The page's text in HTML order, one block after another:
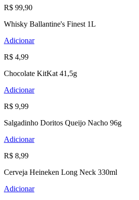
R$ 99,90
Whisky Ballantine's Finest 1L
Adicionar
R$ 4,99
Chocolate KitKat 41,5g
Adicionar
R$ 9,99
Salgadinho Doritos Queijo Nacho 96g
Adicionar
R$ 8,99
Cerveja Heineken Long Neck 330ml
Adicionar